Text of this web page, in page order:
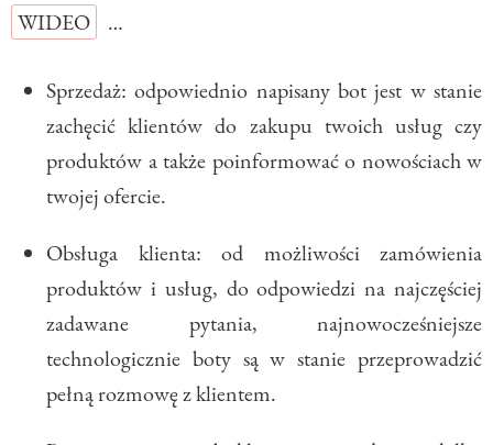
WIDEO …
Sprzedaż: odpowiednio napisany bot jest w stanie
zachęcić klientów do zakupu twoich usług czy
produktów a także poinformować o nowościach w
twojej ofercie.
Obsługa klienta: od możliwości zamówienia
produktów i usług, do odpowiedzi na najczęściej
zadawane pytania, najnowocześniejsze
technologicznie boty są w stanie przeprowadzić
pełną rozmowę z klientem.